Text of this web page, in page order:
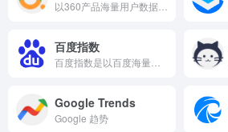
百度指数
Google Trends
Google 趋势